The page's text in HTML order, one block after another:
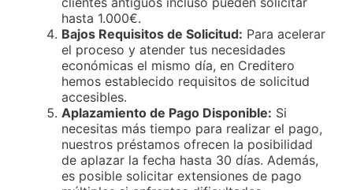
hasta 1.000€.
Bajos Requisitos de Solicitud: Para acelerar
el proceso y atender tus necesidades
económicas el mismo día, en Creditero
hemos establecido requisitos de solicitud
accesibles.
Aplazamiento de Pago Disponible: Si
necesitas más tiempo para realizar el pago,
nuestros préstamos ofrecen la posibilidad
de aplazar la fecha hasta 30 días. Además,
es posible solicitar extensiones de pago